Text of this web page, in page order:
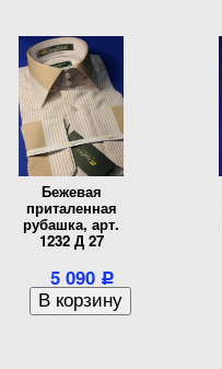
Бежевая
приталенная
рубашка, арт.
1232 Д 27
5 090 Р